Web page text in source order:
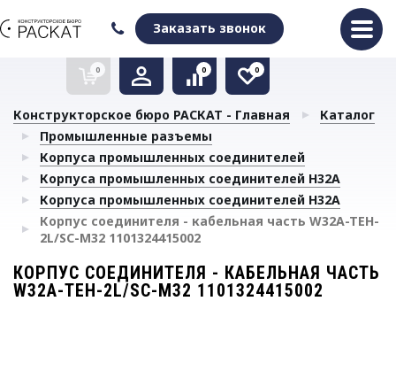
Заказать звонок
0
Очистить список сравнения
0
Очистить избранное
0
Конструкторское бюро РАСКАТ - Главная
Каталог
Промышленные разъемы
Корпуса промышленных соединителей
Корпуса промышленных соединителей H32A
Корпуса промышленных соединителей H32A
Корпус соединителя - кабельная часть W32A-TEH-
2L/SC-M32 1101324415002
КОРПУС СОЕДИНИТЕЛЯ - КАБЕЛЬНАЯ ЧАСТЬ
W32A-TEH-2L/SC-M32 1101324415002